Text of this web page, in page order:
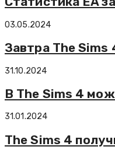
03.05.2024
Завтра The
31.10.2024
В The Sims 4
31.01.2024
The Sims 4